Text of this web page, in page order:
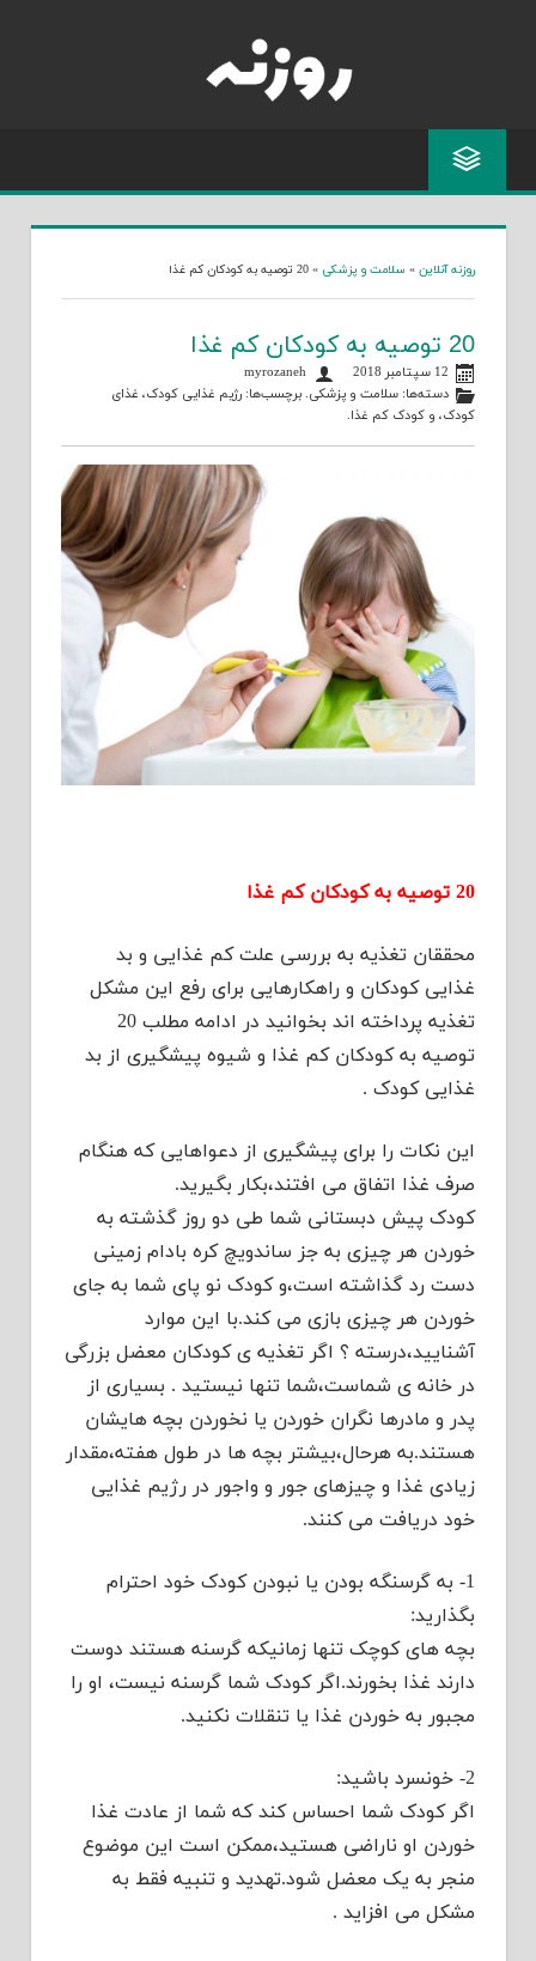
روزنه آنلاین » سلامت و پزشکی » 20 توصیه به کودکان کم غذا
20 توصیه به کودکان کم غذا
12 سپتامبر 2018
دسته‌ها:سلامت و پزشکی. برچسب‌ها:رژیم غذایی کودک، غذای
کودک، و کودک کم غذا.
20 توصیه به کودکان کم غذا
محققان تغذیه به بررسی علت کم غذایی و بد
غذایی کودکان و راهکارهایی برای رفع این مشکل
تغذیه پرداخته اند بخوانید در ادامه مطلب 20
توصیه به کودکان کم غذا و شیوه پیشگیری از بد
غذایی کودک .
این نکات را برای پیشگیری از دعواهایی که هنگام
صرف غذا اتفاق می افتند،بکار بگیرید.
کودک پیش دبستانی شما طی دو روز گذشته به
خوردن هر چیزی به جز ساندویچ کره بادام زمینی
دست رد گذاشته است،و کودک نو پای شما به جای
خوردن هر چیزی بازی می کند.با این موارد
آشنایید،درسته ؟ اگر تغذیه ی کودکان معضل بزرگی
در خانه ی شماست،شما تنها نیستید . بسیاری از
پدر و مادرها نگران خوردن یا نخوردن بچه هایشان
هستند.به هرحال،بیشتر بچه ها در طول هفته،مقدار
زیادی غذا و چیزهای جور و واجور در رژیم غذایی
خود دریافت می کنند.
1- به گرسنگه بودن یا نبودن کودک خود احترام
بگذارید:
بچه های کوچک تنها زمانیکه گرسنه هستند دوست
دارند غذا بخورند.اگر کودک شما گرسنه نیست، او را
مجبور به خوردن غذا یا تنقلات نکنید.
2- خونسرد باشید:
اگر کودک شما احساس کند که شما از عادت غذا
خوردن او ناراضی هستید،ممکن است این موضوع
منجر به یک معضل شود.تهدید و تنبیه فقط به
مشکل می افزاید .